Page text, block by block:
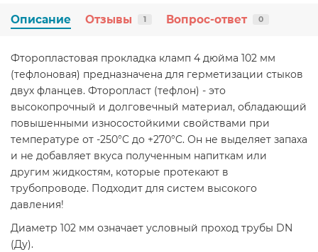
Описание Отзывы 1 Вопрос-ответ 0
Фторопластовая прокладка кламп 4 дюйма 102 мм
(тефлоновая) предназначена для герметизации стыков
двух фланцев. Фторопласт (тефлон) - это
высокопрочный и долговечный материал, обладающий
повышенными износостойкими свойствами при
температуре от -250°C до +270°C. Он не выделяет запаха
и не добавляет вкуса полученным напиткам или
другим жидкостям, которые протекают в
трубопроводе. Подходит для систем высокого
давления!
Диаметр 102 мм означает условный проход трубы DN
(Ду).